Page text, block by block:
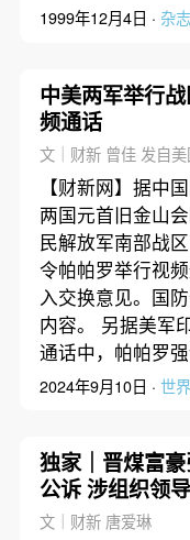
1999年12月4日 · 杂
中美两军举行
频通话
文｜财新 曾佳 发自
【财新网】据中
两国元首旧金山
民解放军南部战
令帕帕罗举行视
入交换意见。国
内容。 另据美军
通话中，帕帕罗
2024年9月10日 · 世
独家｜晋煤富
公诉 涉组织领
组织等17宗罪名
文｜财新 唐爱琳